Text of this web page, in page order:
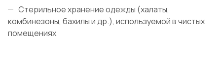
Стерильное хранение одежды (халаты,
комбинезоны, бахилы и др.), используемой в чистых
помещениях